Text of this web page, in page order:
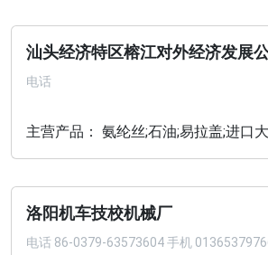
汕头经济特区榕江对外经济发展
电话
主营产品： 氨纶丝;石油;易拉盖;进口
洛阳机车技校机械厂
电话 86-0379-63573604 手机